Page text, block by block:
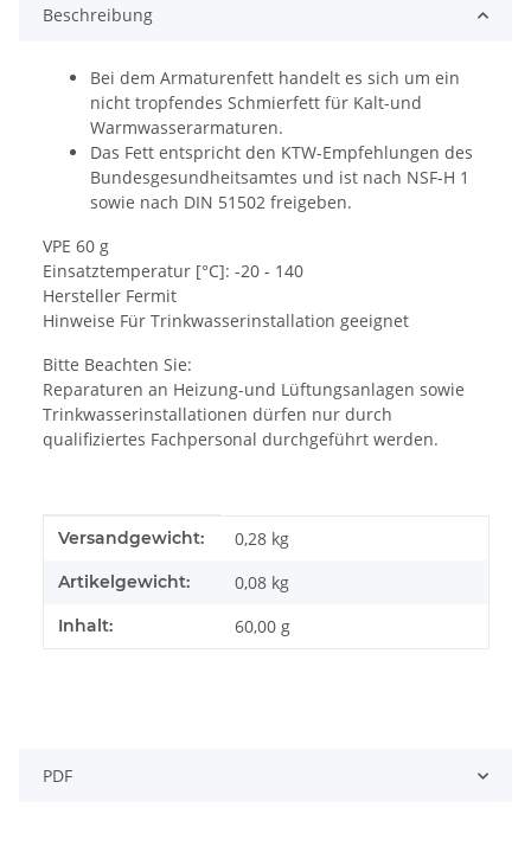
Beschreibung
Bei dem Armaturenfett handelt es sich um ein
nicht tropfendes Schmierfett für Kalt-und
Warmwasserarmaturen.
Das Fett entspricht den KTW-Empfehlungen des
Bundesgesundheitsamtes und ist nach NSF-H 1
sowie nach DIN 51502 freigeben.
VPE 60 g
Einsatztemperatur [°C]: -20 - 140
Hersteller Fermit
Hinweise Für Trinkwasserinstallation geeignet
Bitte Beachten Sie:
Reparaturen an Heizung-und Lüftungsanlagen sowie
Trinkwasserinstallationen dürfen nur durch
qualifiziertes Fachpersonal durchgeführt werden.
Produkteigenschaft
Wert
Versandgewicht: 0,28 kg
Artikelgewicht: 0,08 kg
Inhalt: 60,00 g
PDF